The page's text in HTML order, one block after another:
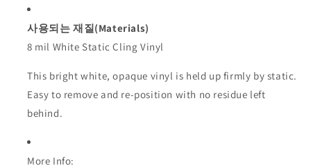
사용되는 재질(Materials)
8 mil White Static Cling Vinyl
This bright white, opaque vinyl is held up firmly by static.
Easy to remove and re-position with no residue left
behind.
More Info: